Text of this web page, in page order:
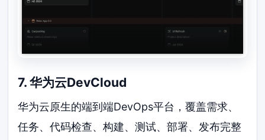
7. 华为云DevCloud
华为云原生的端到端DevOps平台，覆盖需求、
任务、代码检查、构建、测试、部署、发布完整